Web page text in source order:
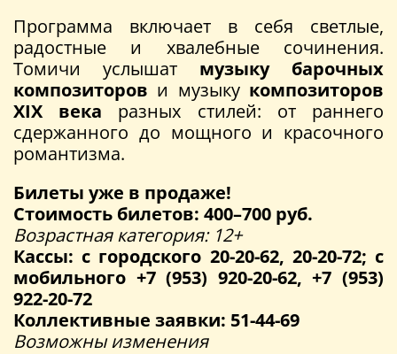
Программа включает в себя светлые,
радостные и хвалебные сочинения.
Томичи услышат музыку барочных
композиторов и музыку композиторов
XIX века разных стилей: от раннего
сдержанного до мощного и красочного
романтизма.
Билеты уже в продаже!
Стоимость билетов: 400–700 руб.
Возрастная категория: 12+
Кассы: с городского 20-20-62, 20-20-72; с
мобильного +7 (953) 920-20-62, +7 (953)
922-20-72
Коллективные заявки: 51-44-69
Возможны изменения